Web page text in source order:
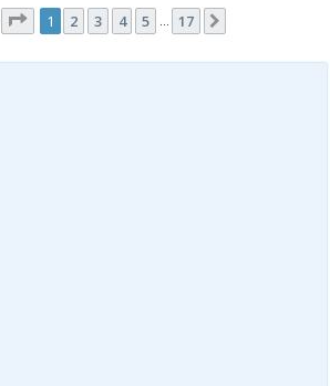
Página de 17
1 2 3 4 5 … 17